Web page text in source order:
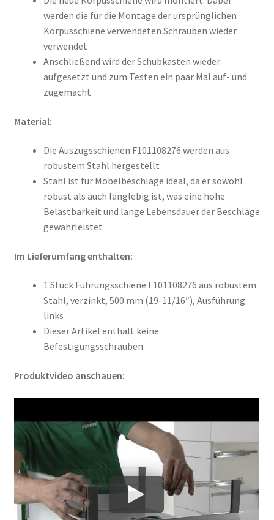
werden die für die Montage der ursprünglichen
Korpusschiene verwendeten Schrauben wieder
verwendet
Anschließend wird der Schubkasten wieder
aufgesetzt und zum Testen ein paar Mal auf- und
zugemacht
Material:
Die Auszugsschienen F101108276 werden aus
robustem Stahl hergestellt
Stahl ist für Möbelbeschläge ideal, da er sowohl
robust als auch langlebig ist, was eine hohe
Belastbarkeit und lange Lebensdauer der Beschläge
gewährleistet
Im Lieferumfang enthalten:
1 Stück Führungsschiene F101108276 aus robustem
Stahl, verzinkt, 500 mm (19-11/16″), Ausführung:
links
Dieser Artikel enthält keine
Befestigungsschrauben
Produktvideo anschauen: